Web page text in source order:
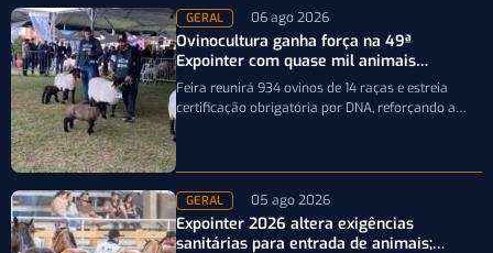
GERAL 06 ago 2026
Ovinocultura ganha força na 49ª
Expointer com quase mil animais
inscritos
Feira reunirá 934 ovinos de 14 raças e estreia
certificação obrigatória por DNA, reforçando a
GERAL 05 ago 2026
Expointer 2026 altera exigências
sanitárias para entrada de animais;